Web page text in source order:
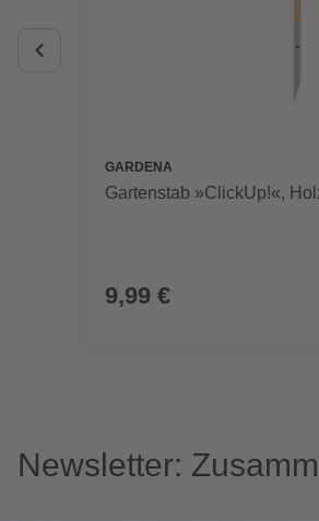
GARDENA
Gartenstab »ClickUp!«,
9,99 €
Newsletter: